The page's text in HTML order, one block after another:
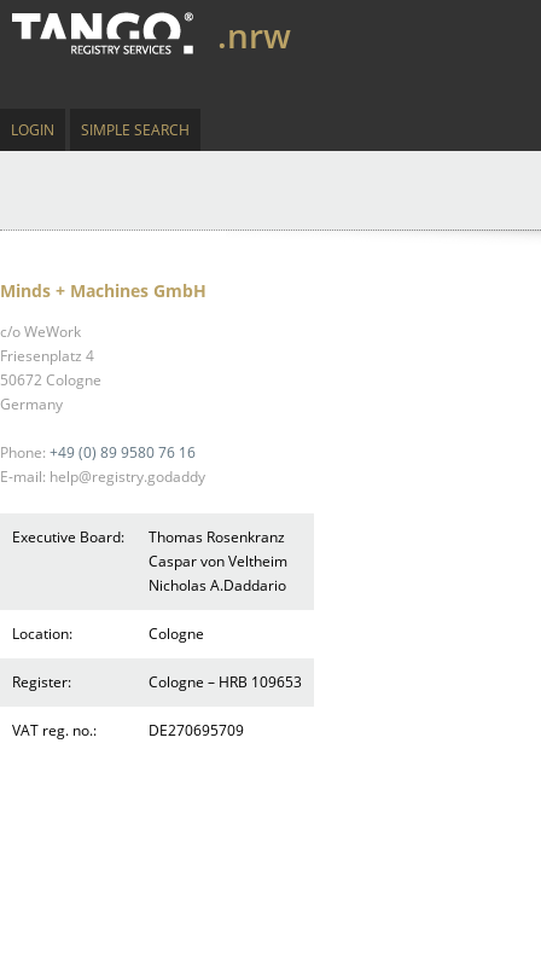
.nrw
LOGIN SIMPLE SEARCH
Minds + Machines GmbH
c/o WeWork
Friesenplatz 4
50672 Cologne
Germany
Phone: +49 (0) 89 9580 76 16
E-mail: help@registry.godaddy
Executive Board:
Thomas Rosenkranz
Caspar von Veltheim
Nicholas A.Daddario
Location: Cologne
Register: Cologne – HRB 109653
VAT reg. no.: DE270695709